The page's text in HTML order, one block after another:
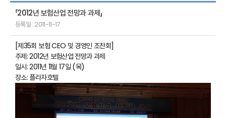
「2012년 보험산업 전망과 과제」
등록일 : 2011-11-17
[제35회 보험 CEO 및 경영인 조찬회]
주제: 2012년 보험산업 전망과 과제
일시: 2011년 11월 17일 (목)
장소: 플라자호텔